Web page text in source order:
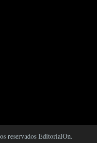
reservados EditorialOn.